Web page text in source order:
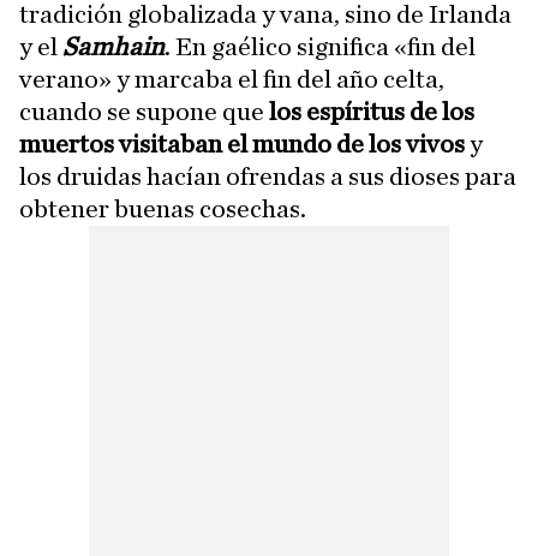
tradición globalizada y vana, sino de Irlanda
y el Samhain. En gaélico significa «fin del
verano» y marcaba el fin del año celta,
cuando se supone que los espíritus de los
muertos visitaban el mundo de los vivosy
los druidas hacían ofrendas a sus dioses para
obtener buenas cosechas.